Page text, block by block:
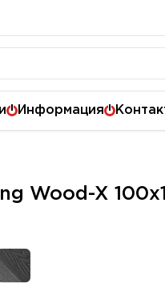
Информация
Wood-X